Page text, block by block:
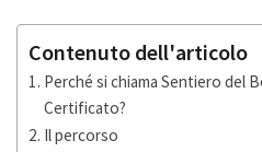
Contenuto dell'articolo
Perché si chiama Sentiero del
Certificato?
Il percorso